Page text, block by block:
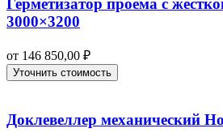
Герметизатор проема с
3000×3200
от 146 850,00 ₽
Уточнить стоимость
Доклевеллер механический